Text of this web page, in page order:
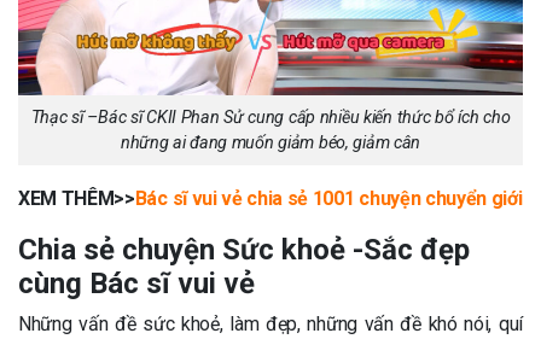
Thạc sĩ –Bác sĩ CKII Phan Sử cung cấp nhiều kiến thức bổ ích cho
những ai đang muốn giảm béo, giảm cân
XEM THÊM>>Bác sĩ vui vẻ chia sẻ 1001 chuyện chuyển giới
Chia sẻ chuyện Sức khoẻ -Sắc đẹp
cùng Bác sĩ vui vẻ
Những vấn đề sức khoẻ, làm đẹp, những vấn đề khó nói, quí